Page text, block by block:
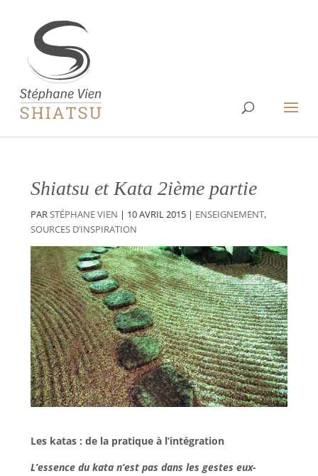
Shiatsu et Kata 2ième partie
PARSTÉPHANE VIEN | 10 AVRIL 2015| ENSEIGNEMENT,
SOURCES D’INSPIRATION
Les katas : de la pratique à l’intégration
L’essence du kata n’est pas dans les gestes eux-